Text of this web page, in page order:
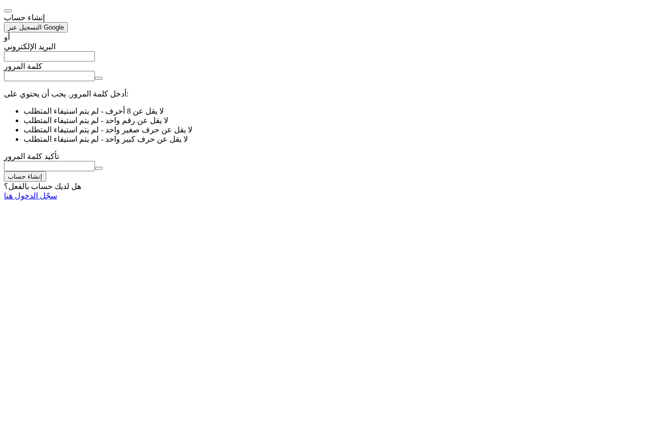
إنشاء حساب
التسجيل عبر Google
أو
البريد الإلكتروني
كلمة المرور
أدخل كلمة المرور. يجب أن يحتوي على:
لا يقل عن 8 أحرف
- لم يتم استيفاء المتطلب
لا يقل عن رقم واحد - لم يتم استيفاء المتطلب
لا يقل عن حرف صغير واحد - لم يتم استيفاء المتطلب
لا يقل عن حرف كبير واحد - لم يتم استيفاء المتطلب
تأكيد كلمة المرور
إنشاء حساب
هل لديك حساب بالفعل؟
سجّل الدخول هنا